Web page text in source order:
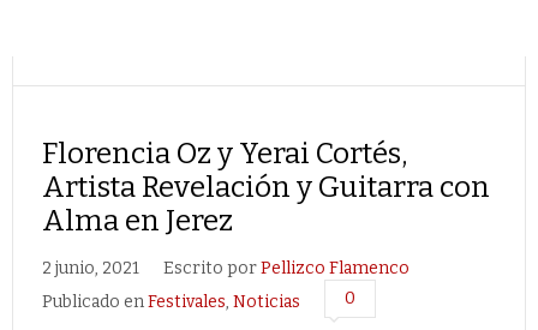
Florencia Oz y Yerai Cortés,
Artista Revelación y Guitarra con
Alma en Jerez
2 junio, 2021 Escrito porPellizco Flamenco
Publicado enFestivales, Noticias 0